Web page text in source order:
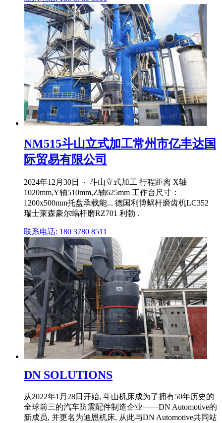
NM515斗山立式加工常州市亿丰达国
际贸易有限公司
2024年12月30日 · 斗山立式加工 行程距离 X轴
1020mm,Y轴510mm,Z轴625mm 工作台尺寸：
1200x500mm托盘承载能... 德国利博蜗杆磨齿机LC352
瑞士莱森豪尔蜗杆磨RZ701 利勃 .
联系电话: 180 3780 8511
DN SOLUTIONS
从2022年1月28日开始, 斗山机床成为了拥有50年历史的
全球前三的汽车防震配件制造企业——DN Automotive的
新成员, 并更名为迪恩机床, 从此与DN Automotive共同站